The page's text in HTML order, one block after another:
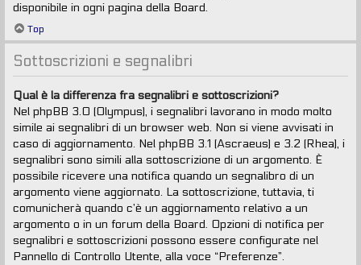
disponibile in ogni pagina della Board.
Top
Sottoscrizioni e segnalibri
Qual è la differenza fra segnalibri e sottoscrizioni?
Nel phpBB 3.0 (Olympus), i segnalibri lavorano in modo molto
simile ai segnalibri di un browser web. Non si viene avvisati in
caso di aggiornamento. Nel phpBB 3.1 (Ascraeus) e 3.2 (Rhea), i
segnalibri sono simili alla sottoscrizione di un argomento. È
possibile ricevere una notifica quando un segnalibro di un
argomento viene aggiornato. La sottoscrizione, tuttavia, ti
comunicherà quando c’è un aggiornamento relativo a un
argomento o in un forum della Board. Opzioni di notifica per
segnalibri e sottoscrizioni possono essere configurate nel
Pannello di Controllo Utente, alla voce “Preferenze”.